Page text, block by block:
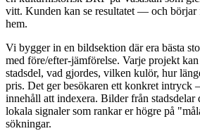
vitt. Kunden kan se resultatet — och börjar
hem.
Vi bygger in en bildsektion där era bästa
med före/efter-jämförelse. Varje projekt
stadsdel, vad gjordes, vilken kulör, hur
pris. Det ger besökaren ett konkret intryck
innehåll att indexera. Bilder från
lokala signaler som rankar er högre på
sökningar.